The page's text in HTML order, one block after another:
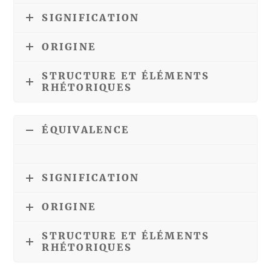
SIGNIFICATION
ORIGINE
STRUCTURE ET ÉLÉMENTS
RHÉTORIQUES
ÉQUIVALENCE
SIGNIFICATION
ORIGINE
STRUCTURE ET ÉLÉMENTS
RHÉTORIQUES